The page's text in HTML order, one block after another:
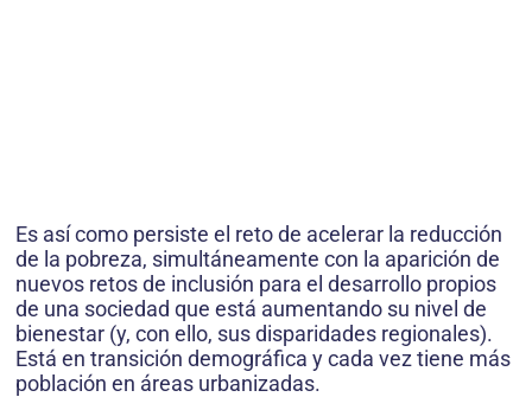
Es así como persiste el reto de acelerar la reducción
de la pobreza, simultáneamente con la aparición de
nuevos retos de inclusión para el desarrollo propios
de una sociedad que está aumentando su nivel de
bienestar (y, con ello, sus disparidades regionales).
Está en transición demográfica y cada vez tiene más
población en áreas urbanizadas.